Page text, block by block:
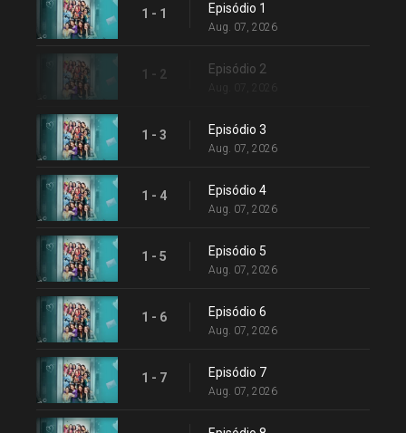
1 - 1 Episódio 1
Aug. 07, 2026
1 - 2 Episódio 2
1 - 3 Episódio 3
Aug. 07, 2026
1 - 4 Episódio 4
Aug. 07, 2026
1 - 5 Episódio 5
Aug. 07, 2026
1 - 6 Episódio 6
Aug. 07, 2026
1 - 7 Episódio 7
Aug. 07, 2026